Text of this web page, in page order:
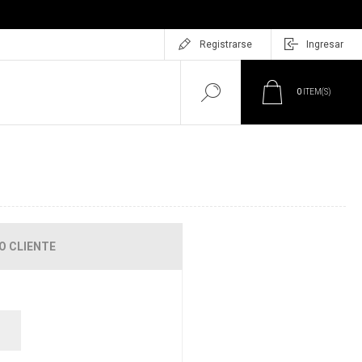
Registrarse Ingresar
0 ITEM(S)
CLIENTE